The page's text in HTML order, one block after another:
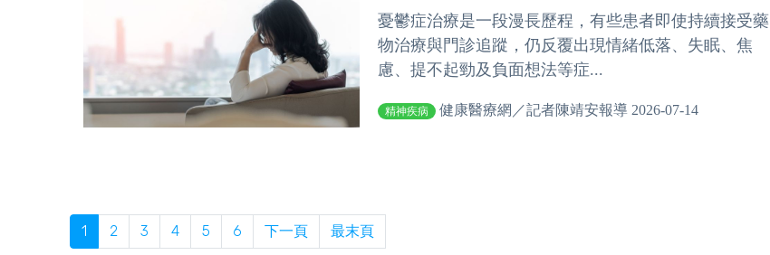
憂鬱症治療是一段漫長歷程，有些患者即使持續接受藥
物治療與門診追蹤，仍反覆出現情緒低落、失眠、焦
慮、提不起勁及負面想法等症...
精神疾病 健康醫療網／記者陳靖安報導 2026-07-14
1 2 3 4 5 6 下一頁 最末頁